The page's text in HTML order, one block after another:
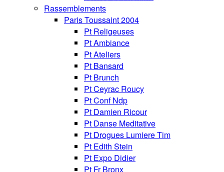
Rassemblements
Paris Toussaint 2004
Pt Religeuses
Pt Ambiance
Pt Ateliers
Pt Bansard
Pt Brunch
Pt Ceyrac Roucy
Pt Conf Ndp
Pt Damien Ricour
Pt Danse Meditative
Pt Drogues Lumiere Tim
Pt Edith Stein
Pt Expo Didier
Pt Fr Bronx